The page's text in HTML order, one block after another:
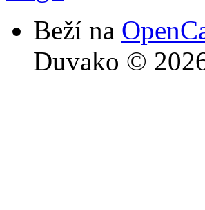
Beží na
Duvako ©